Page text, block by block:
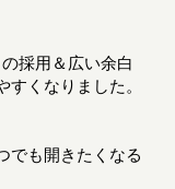
採用＆広い余白
くなりました。
でも開きたくなる